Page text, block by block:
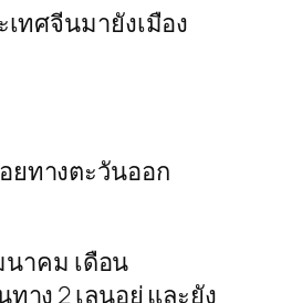
ทศจีนมายังเมือง
ยทางตะวันออก
นาคม เดือน
าง 2 เลนอยู่ และยัง